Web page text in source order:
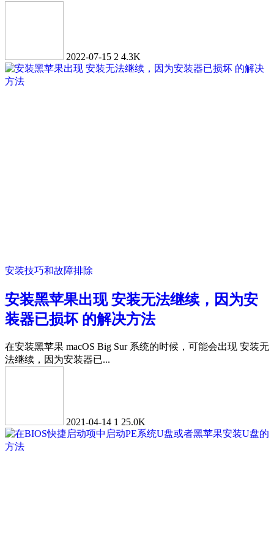
2022-07-15 2 4.3K
安装技巧和故障排除
安装黑苹果出现 安装无法继续，因为安
装器已损坏 的解决方法
在安装黑苹果 macOS Big Sur 系统的时候，可能会出现 安装无
法继续，因为安装器已...
2021-04-14 1 25.0K